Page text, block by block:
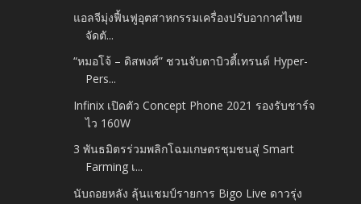
แอลจีมุ่งฟื้นฟูอุตสาหกรรมเครื่องปรับอากาศไทย
จัดตั...
“หมอโจ้ – ดิสพงศ์” ชวนจับตาบิวตี้เทรนด์ Hyper-
Pers...
Infinix เปิดตัว Concept Phone 2021 รองรับชาร์จ
ไว 160W
3 พันธมิตรร่วมพลิกโฉมเกษตรชุมชนสู่ Smart
Farming เ...
นับถอยหลัง ลุ้นแชมป์รายการ Bigo Live ดาวรุ่ง